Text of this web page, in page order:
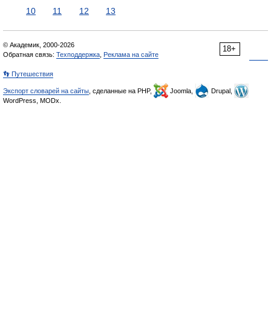
10
11 12 13
18+
© Академик, 2000-2026
Обратная связь: Техподдержка Реклама на сайте
👣 Путешествия
Экспорт словарей на сайты , сделанные на PHP, Joomla,
Drupal,
WordPress, MODx.